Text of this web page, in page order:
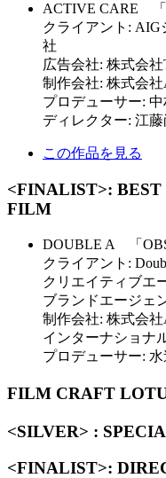
ACTIVE CARE 「
クライアント:
社
広告会社: 株式会
制作会社: 株式会社
プロデューサー:
ディレクター: 江
この作品を見る
<FINALIST>:
FILM
DOUBLE A 「
クライアント:
クリエイティブエ
ブランドエージェ
制作会社: 株式会社
インターナショナ
プロデューサー:
FILM CRAFT
<SILVER> :
<FINALIST>: